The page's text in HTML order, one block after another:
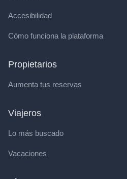
Accesibilidad
Cómo funciona la plataforma
Propietarios
Aumenta tus reservas
Viajeros
Lo más buscado
Vacaciones